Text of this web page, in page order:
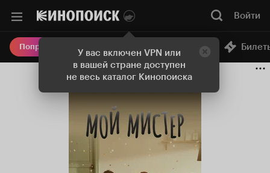
У вас включен VPN или
в вашей стране доступен
не весь каталог Кинопоиска
Войти
Попробовать Плюс Онлайн-кинотеатр